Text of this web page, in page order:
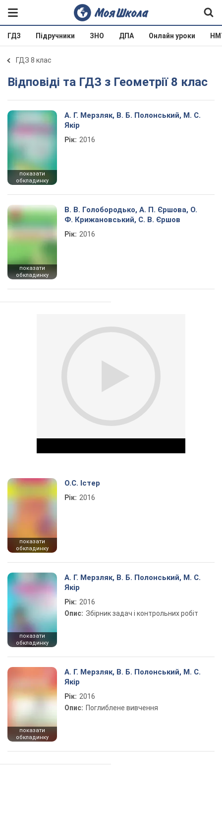
ГДЗ Підручники ЗНО ДПА Онлайн уроки
ГДЗ 8 клас
Відповіді та ГДЗ з Геометрії 8 клас
показати
обкладинку
А. Г. Мерзляк, В. Б. Полонський, М. С.
Якір
Рік: 2016
показати
обкладинку
В. В. Голобородько, А. П. Єршова, О.
Ф. Крижановський, С. В. Єршов
Рік: 2016
показати
обкладинку
О.С. Істер
Рік: 2016
показати
обкладинку
А. Г. Мерзляк, В. Б. Полонський, М. С.
Якір
Рік: 2016
Опис: Збірник задач і контрольних робіт
показати
обкладинку
А. Г. Мерзляк, В. Б. Полонський, М. С.
Якір
Рік: 2016
Опис: Поглиблене вивчення